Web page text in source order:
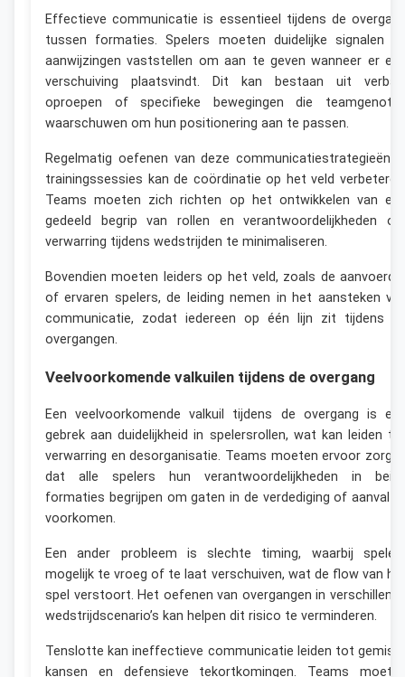
Effectieve communicatie is essentieel tijdens de
tussen formaties. Spelers moeten duidelijke signalen
aanwijzingen vaststellen om aan te geven wanneer er
verschuiving plaatsvindt. Dit kan bestaan uit
oproepen of specifieke bewegingen die
waarschuwen om hun positionering aan te passen.
Regelmatig oefenen van deze communicatiestrategieën
trainingssessies kan de coördinatie op het veld
Teams moeten zich richten op het ontwikkelen van
gedeeld begrip van rollen en verantwoordelijkheden
verwarring tijdens wedstrijden te minimaliseren.
Bovendien moeten leiders op het veld, zoals de
of ervaren spelers, de leiding nemen in het aansteken
communicatie, zodat iedereen op één lijn zit tijdens
overgangen.
Veelvoorkomende valkuilen tijdens de overgang
Een veelvoorkomende valkuil tijdens de overgang is
gebrek aan duidelijkheid in spelersrollen, wat kan leiden
verwarring en desorganisatie. Teams moeten ervoor
dat alle spelers hun verantwoordelijkheden in
formaties begrijpen om gaten in de verdediging of aanval
voorkomen.
Een ander probleem is slechte timing, waarbij
mogelijk te vroeg of te laat verschuiven, wat de flow van
spel verstoort. Het oefenen van overgangen in
wedstrijdscenario’s kan helpen dit risico te verminderen.
Tenslotte kan ineffectieve communicatie leiden tot
kansen en defensieve tekortkomingen. Teams